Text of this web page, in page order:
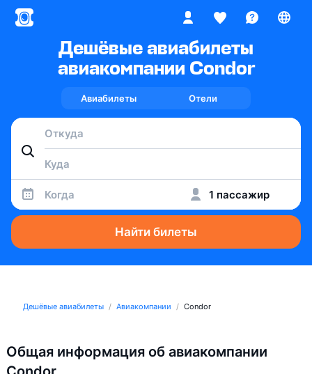
Дешёвые авиабилеты
авиакомпании Condor
Авиабилеты Отели
Когда 1 пассажир
Найти билеты
Дешёвые авиабилеты Авиакомпании Condor
Общая информация об авиакомпании